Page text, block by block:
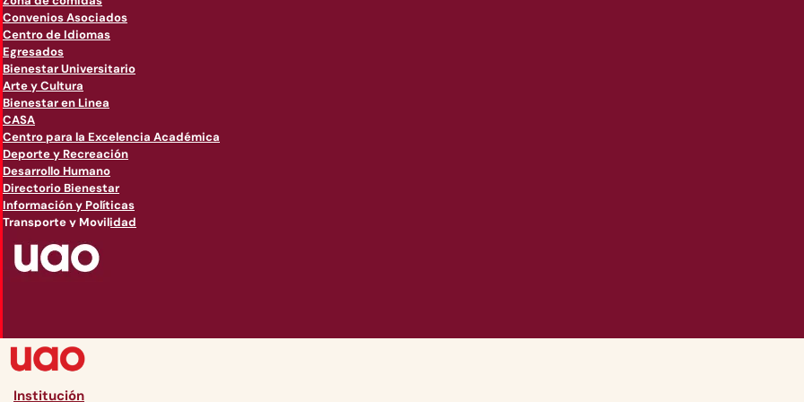
Convenios Asociados
Centro de Idiomas
Egresados
Bienestar Universitario
Arte y Cultura
Bienestar en Linea
CASA
Centro para la Excelencia Académica
Deporte y Recreación
Desarrollo Humano
Directorio Bienestar
Información y Políticas
Transporte y Movilidad
Institución